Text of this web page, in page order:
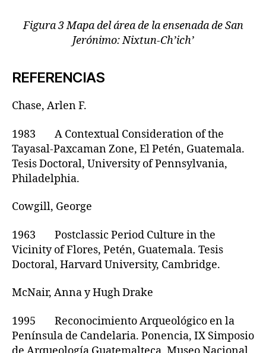
Figura 3 Mapa del área de la ensenada de San
Jerónimo: Nixtun-Ch’ich’
REFERENCIAS
Chase, Arlen F.
1983 A Contextual Consideration of the
Tayasal-Paxcaman Zone, El Petén, Guatemala.
Tesis Doctoral, University of Pennsylvania,
Philadelphia.
Cowgill, George
1963 Postclassic Period Culture in the
Vicinity of Flores, Petén, Guatemala. Tesis
Doctoral, Harvard University, Cambridge.
McNair, Anna y Hugh Drake
1995 Reconocimiento Arqueológico en la
Península de Candelaria. Ponencia, IX Simposio